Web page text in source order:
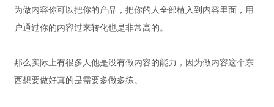
为做内容你可以把你的产品，把你的人全部植入到内容里面，用
户通过你的内容过来转化也是非常高的。
那么实际上有很多人他是没有做内容的能力，因为做内容这个东
西想要做好真的是需要多做多练。